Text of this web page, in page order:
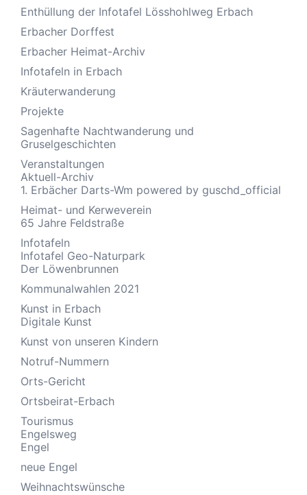
Enthüllung der Infotafel Lösshohlweg Erbach
Erbacher Dorffest
Erbacher Heimat-Archiv
Infotafeln in Erbach
Kräuterwanderung
Projekte
Sagenhafte Nachtwanderung und
Gruselgeschichten
Veranstaltungen
Aktuell-Archiv
1. Erbächer Darts-Wm powered by guschd_official
Heimat- und Kerweverein
65 Jahre Feldstraße
Infotafeln
Infotafel Geo-Naturpark
Der Löwenbrunnen
Kommunalwahlen 2021
Kunst in Erbach
Digitale Kunst
Kunst von unseren Kindern
Notruf-Nummern
Orts-Gericht
Ortsbeirat-Erbach
Tourismus
Engelsweg
Engel
neue Engel
Weihnachtswünsche